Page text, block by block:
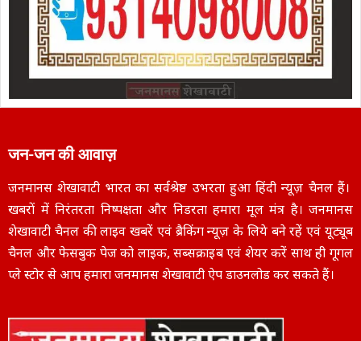
जन-जन की आवाज़
जनमानस शेखावाटी भारत का सर्वश्रेष्ठ उभरता हुआ हिंदी न्यूज़ चैनल हैं।
खबरों में निरंतरता निष्पक्षता और निडरता हमारा मूल मंत्र है। जनमानस
शेखावाटी चैनल की लाइव खबरें एवं ब्रैकिंग न्यूज़ के लिये बने रहें एवं यूट्यूब
चैनल और फेसबुक पेज को लाइक, सब्सक्राइब एवं शेयर करें साथ ही गूगल
प्ले स्टोर से आप हमारा जनमानस शेखावाटी ऐप डाउनलोड कर सकते हैं।